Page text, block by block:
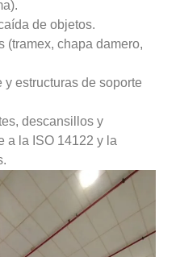
de objetos.
(tramex, chapa damero,
estructuras de soporte
descansillos y
a la ISO 14122 y la